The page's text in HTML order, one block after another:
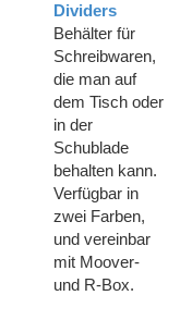
Dividers
Behälter für
Schreibwaren,
die man auf
dem Tisch oder
in der
Schublade
behalten kann.
Verfügbar in
zwei Farben,
und vereinbar
mit Moover-
und R-Box.